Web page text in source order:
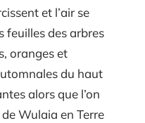
et l’air se
feuilles des arbres
oranges et
du haut
alors que l’on
Wulaia en Terre